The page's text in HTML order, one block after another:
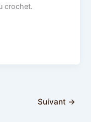
crochet.
Suivant →